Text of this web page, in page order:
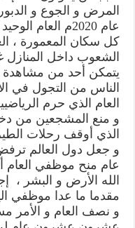
المرض و الجوع و
عام 2020م
كل سكان المعمورة ،
الشعوب داخل
يتمكن أحد من مشاهدة
الناس من التجول في
العام الذي حرم
و منع المشجعين من
الذي أوقف رحلات
و جعل دول العالم
عام منح موظفي العام
الله الأرض و البشر ،
مقدما ما عدا موظفي
و نصف العام و الأمر